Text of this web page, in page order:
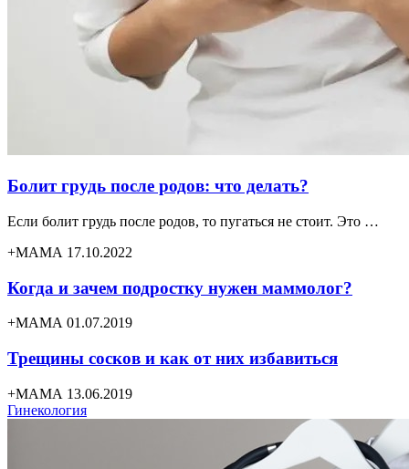
Болит грудь после родов: что делать?
Если болит грудь после родов, то пугаться не стоит. Это …
+МАМА 17.10.2022
Когда и зачем подростку нужен маммолог?
+МАМА 01.07.2019
Трещины сосков и как от них избавиться
+МАМА 13.06.2019
Гинекология